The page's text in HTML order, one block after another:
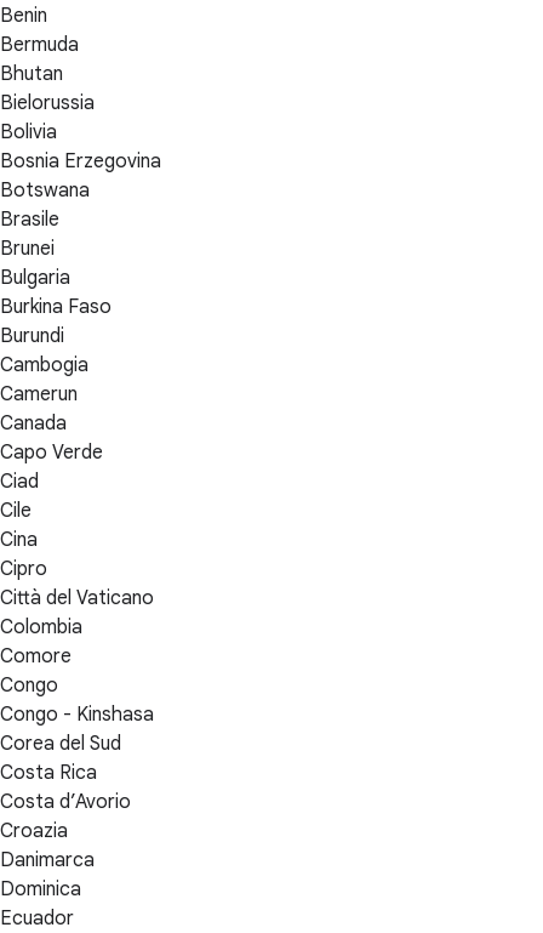
Benin
Bermuda
Bhutan
Bielorussia
Bolivia
Bosnia Erzegovina
Botswana
Brasile
Brunei
Bulgaria
Burkina Faso
Burundi
Cambogia
Camerun
Canada
Capo Verde
Ciad
Cile
Cina
Cipro
Città del Vaticano
Colombia
Comore
Congo
Congo - Kinshasa
Corea del Sud
Costa Rica
Costa d’Avorio
Croazia
Danimarca
Dominica
Ecuador